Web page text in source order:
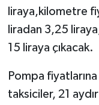
liraya,kilometre
liradan 3,25
15 liraya çıkacak.
Pompa
taksiciler, 21